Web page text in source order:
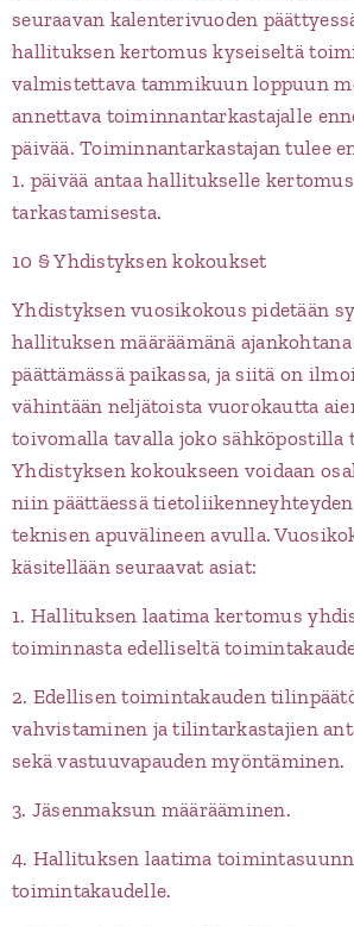
seuraavan kalenterivuoden
hallituksen kertomus kyseiseltä
valmistettava tammikuun loppuun
annettava toiminnantarkastajalle
päivää. Toiminnantarkastajan tulee
1. päivää antaa hallitukselle
tarkastamisesta.
10 § Yhdistyksen kokoukset
Yhdistyksen vuosikokous pidetään
hallituksen määräämänä
päättämässä paikassa, ja siitä on
vähintään neljätoista vuorokautta
toivomalla tavalla joko sähköpostilla
Yhdistyksen kokoukseen voidaan
niin päättäessä
teknisen apuvälineen avulla.
käsitellään seuraavat asiat:
1. Hallituksen laatima kertomus
toiminnasta edelliseltä
2. Edellisen toimintakauden
vahvistaminen ja tilintarkastajien
sekä vastuuvapauden myöntäminen.
3. Jäsenmaksun määrääminen.
4. Hallituksen laatima
toimintakaudelle.